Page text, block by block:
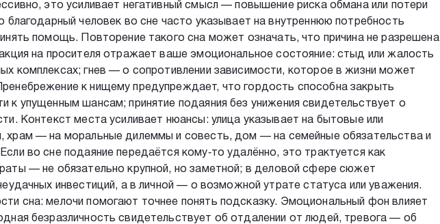
это усиливает негативный смысл — повышение риска обмана или потери
благодарный человек во сне часто указывает на внутреннюю потребность
помощь. Повторение такого сна может означать, что причина не разрешена
на просителя отражает ваше эмоциональное состояние: стыд или жалость
комплексах; гнев — о сопротивлении зависимости, которое в жизни может
к нищему предупреждает, что гордость способна закрыть
к упущенным шансам; принятие подаяния без унижения свидетельствует о
Контекст места усиливает нюансы: улица указывает на бытовые или
храм — на моральные дилеммы и совесть, дом — на семейные обязательства и
во сне подаяние передаётся кому‑то удалённо, это трактуется как
— не обязательно крупной, но заметной; в деловой сфере сюжет
инвестиций, а в личной — о возможной утрате статуса или уважения.
сна: мелочи помогают точнее понять подсказку. Эмоциональный фон влияет
безразличность свидетельствует об отдалении от людей, тревога — об